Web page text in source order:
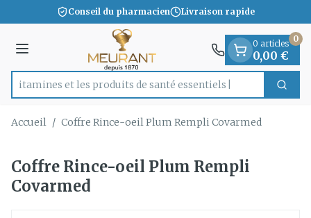
Aller au contenu
1 de 1
Conseil du pharmacien Livraison rapide
Menu
Rechercher
vitamines et les produits de santé essentiels
0 articles
0,00 €
0
Accueil / Coffre Rince-oeil Plum Rempli Covarmed
Coffre Rince-oeil Plum Rempli
Covarmed